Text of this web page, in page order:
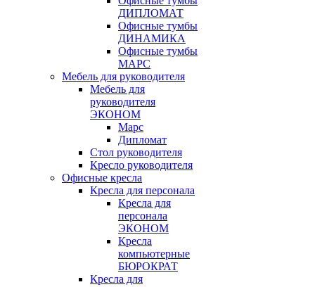
ДИПЛОМАТ
Офисные тумбы
ДИНАМИКА
Офисные тумбы
МАРС
Мебель для руководителя
Мебель для
руководителя
ЭКОНОМ
Марс
Дипломат
Стол руководителя
Кресло руководителя
Офисные кресла
Кресла для персонала
Кресла для
персонала
ЭКОНОМ
Кресла
компьютерные
БЮРОКРАТ
Кресла для